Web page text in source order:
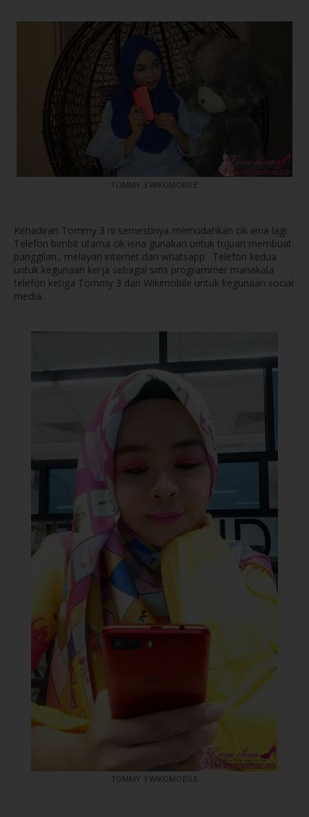
TOMMY 3 WIKOMOBILE
Kehadiran Tommy 3 ni semestinya memudahkan cik iena lagi.
Telefon bimbit utama cik iena gunakan untuk tujuan membuat
panggilan., melayari internet dan whatsapp . Telefon kedua
untuk kegunaan kerja sebagai sms programmer manakala
telefon ketiga Tommy 3 dari Wikimobile untuk kegunaan social
media.
TOMMY 3 WIKOMOBILE